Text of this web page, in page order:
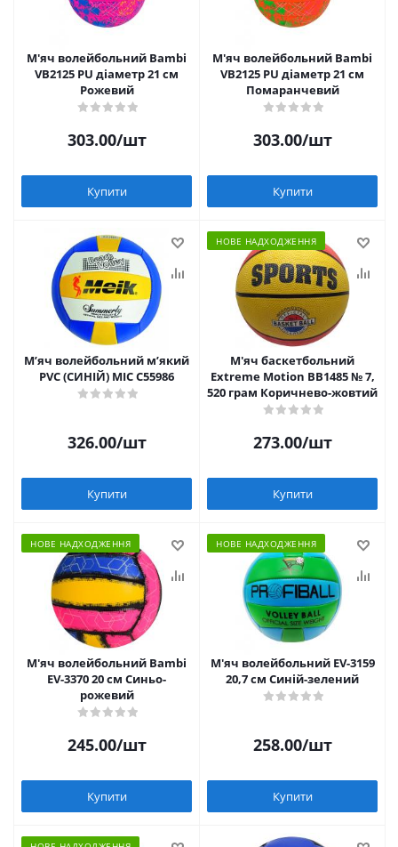
М'яч волейбольний Bambi
VB2125 PU діаметр 21 см
Рожевий
303.00/шт
Купити
М'яч волейбольний Bambi
VB2125 PU діаметр 21 см
Помаранчевий
303.00/шт
Купити
Мʼяч волейбольний мʼякий
PVC (СИНІЙ) MIC C55986
326.00/шт
Купити
НОВЕ НАДХОДЖЕННЯ
М'яч баскетбольний
Extreme Motion BB1485 № 7,
520 грам Коричнево-жовтий
273.00/шт
Купити
НОВЕ НАДХОДЖЕННЯ
М'яч волейбольний Bambi
EV-3370 20 см Синьо-
рожевий
245.00/шт
Купити
НОВЕ НАДХОДЖЕННЯ
М'яч волейбольний EV-3159
20,7 см Синій-зелений
258.00/шт
Купити